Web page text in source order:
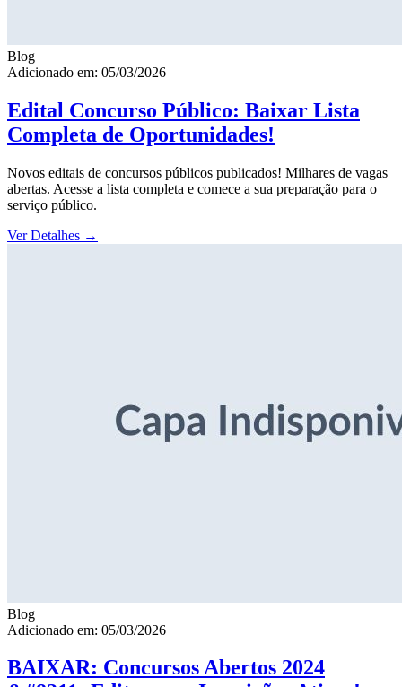
Blog
Adicionado em: 05/03/2026
Edital Concurso Público: Baixar Lista
Completa de Oportunidades!
Novos editais de concursos públicos publicados! Milhares de vagas
abertas. Acesse a lista completa e comece a sua preparação para o
serviço público.
Ver Detalhes →
Blog
Adicionado em: 05/03/2026
BAIXAR: Concursos Abertos 2024